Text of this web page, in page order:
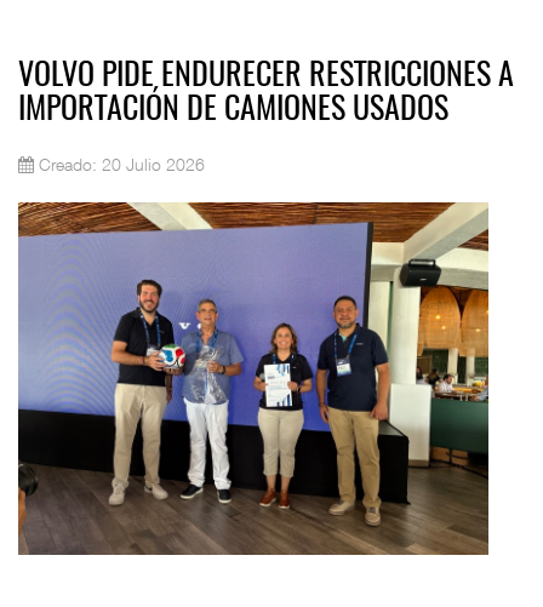
VOLVO PIDE ENDURECER RESTRICCIONES A
IMPORTACIÓN DE CAMIONES USADOS
Creado: 20 Julio 2026